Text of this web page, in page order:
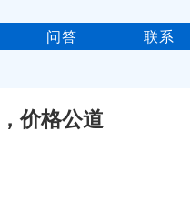
问答 联系
价格公道